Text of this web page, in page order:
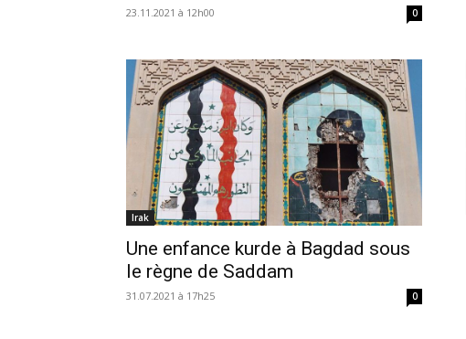
23.11.2021 à 12h00 0
Irak
Une enfance kurde à Bagdad sous
le règne de Saddam
31.07.2021 à 17h25 0